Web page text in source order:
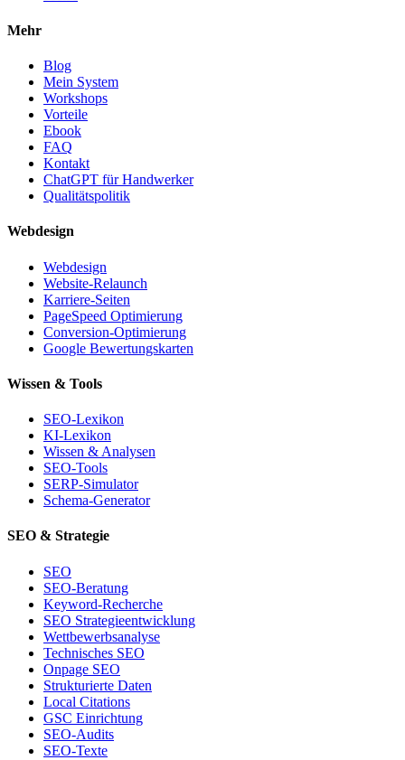
Mehr
Blog
Mein System
Workshops
Vorteile
Ebook
FAQ
Kontakt
ChatGPT für Handwerker
Qualitätspolitik
Webdesign
Webdesign
Website-Relaunch
Karriere-Seiten
PageSpeed Optimierung
Conversion-Optimierung
Google Bewertungskarten
Wissen & Tools
SEO-Lexikon
KI-Lexikon
Wissen & Analysen
SEO-Tools
SERP-Simulator
Schema-Generator
SEO & Strategie
SEO
SEO-Beratung
Keyword-Recherche
SEO Strategieentwicklung
Wettbewerbsanalyse
Technisches SEO
Onpage SEO
Strukturierte Daten
Local Citations
GSC Einrichtung
SEO-Audits
SEO-Texte